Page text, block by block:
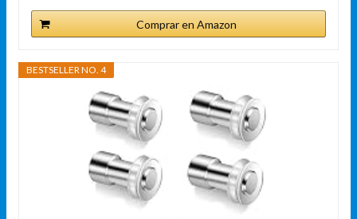
Comprar en Amazon
BESTSELLER NO. 4